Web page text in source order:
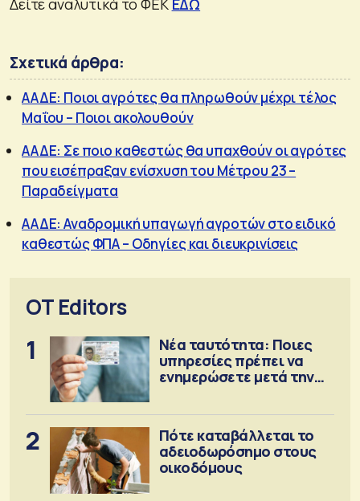
Δείτε αναλυτικά το ΦΕΚ ΕΔΩ
Σχετικά άρθρα:
ΑΑΔΕ: Ποιοι αγρότες θα πληρωθούν μέχρι τέλος
Μαΐου – Ποιοι ακολουθούν
ΑΑΔΕ: Σε ποιο καθεστώς θα υπαχθούν οι αγρότες
που εισέπραξαν ενίσχυση του Μέτρου 23 –
Παραδείγματα
ΑΑΔΕ: Αναδρομική υπαγωγή αγροτών στο ειδικό
καθεστώς ΦΠΑ – Oδηγίες και διευκρινίσεις
OT Editors
1
Νέα ταυτότητα: Ποιες
υπηρεσίες πρέπει να
ενημερώσετε μετά την
2
Πότε καταβάλλεται το
αδειοδωρόσημο στους
οικοδόμους